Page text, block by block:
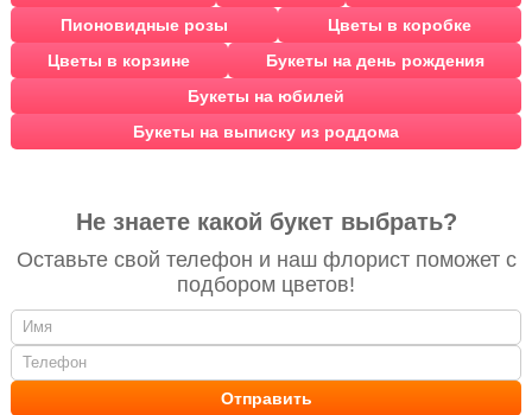
Пионовидные розы
Цветы в коробке
Цветы в корзине
Букеты на день рождения
Букеты на юбилей
Букеты на выписку из роддома
Не знаете какой букет выбрать?
Оставьте свой телефон и наш флорист поможет с
подбором цветов!